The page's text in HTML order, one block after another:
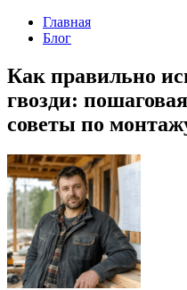
Главная
Блог
Как правильно
гвозди:
советы по